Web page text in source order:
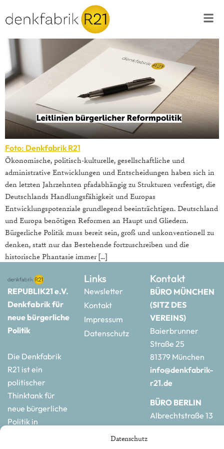
Datenschutz
Foto: Denkfabrik R21
Ökonomische, politisch-kulturelle, gesellschaftliche und
administrative Entwicklungen und Entscheidungen haben sich in
den letzten Jahrzehnten pfadabhängig zu Strukturen verfestigt, die
Deutschlands Handlungsfähigkeit und Europas
Entwicklungspotenziale grundlegend beeinträchtigen. Deutschland
und Europa benötigen Reformen an Haupt und Gliedern.
Bürgerliche Politik muss bereit sein, groß und unkonventionell zu
denken, statt nur das Bestehende fortzuschreiben und die
historische Phantasie immer […]
REPUBLIK21 e.V.
Denkfabrik für
neue bürgerliche
Politik
Die Denkfabrik
R21 ist ein
politischer
Thinktank für
neue bürgerliche
Politik in
Links
Newsletter
Kontakt
Impressum
Datenschutz
Kontakt
BÜRO MÜNCHEN
(SITZ DES
VEREINS)
Baierbrunner
Straße 25
81379 München
info@denkfabrik-
r21.de
BÜRO BERLIN
Albrechtstraße 13
10117 Berlin